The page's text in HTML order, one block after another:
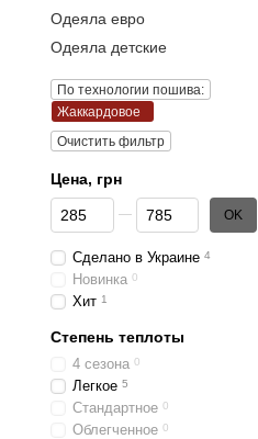
Одеяла евро
Одеяла детские
По технологии пошива:
Жаккардовое
Очистить фильтр
Цена, грн
От Цена, грн
До Цена, грн OK
Сделано в Украине 4
Новинка 0
Хит 1
Степень теплоты
4 сезона 0
Легкое 5
Стандартное 0
Облегченное 0